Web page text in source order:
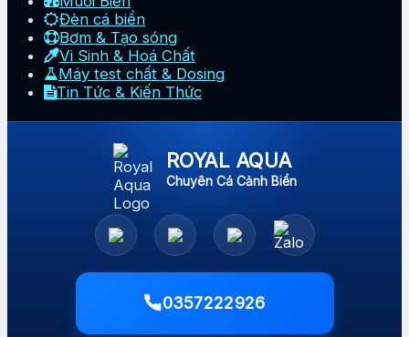
Đèn cá biển
Bơm & Tạo sóng
Vi Sinh & Hoá Chất
Máy test chất & Dosing
Tin Tức & Kiến Thức
ROYAL AQUA
Chuyên Cá Cảnh Biển
0357222926